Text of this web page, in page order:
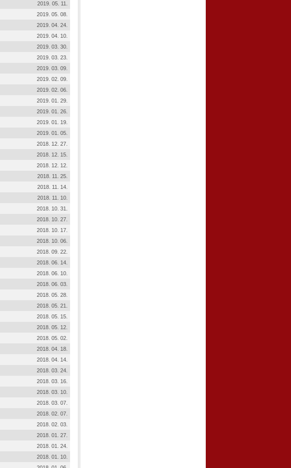
2019. 05. 11.
2019. 05. 08.
2019. 04. 24.
2019. 04. 10.
2019. 03. 30.
2019. 03. 23.
2019. 03. 09.
2019. 02. 09.
2019. 02. 06.
2019. 01. 29.
2019. 01. 26.
2019. 01. 19.
2019. 01. 05.
2018. 12. 27.
2018. 12. 15.
2018. 12. 12.
2018. 11. 25.
2018. 11. 14.
2018. 11. 10.
2018. 10. 31.
2018. 10. 27.
2018. 10. 17.
2018. 10. 06.
2018. 09. 22.
2018. 06. 14.
2018. 06. 10.
2018. 06. 03.
2018. 05. 28.
2018. 05. 21.
2018. 05. 15.
2018. 05. 12.
2018. 05. 02.
2018. 04. 18.
2018. 04. 14.
2018. 03. 24.
2018. 03. 16.
2018. 03. 10.
2018. 03. 07.
2018. 02. 07.
2018. 02. 03.
2018. 01. 27.
2018. 01. 24.
2018. 01. 10.